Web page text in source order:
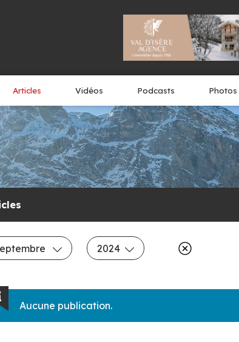
Articles Vidéos Podcasts Photos
2024
Aucune publication.